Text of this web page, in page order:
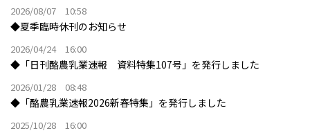
2026/08/07 10:58
◆夏季臨時休刊のお知らせ
2026/04/24 16:00
◆「日刊酪農乳業速報 資料特集107号」を発行しました
2026/01/28 08:48
◆「酪農乳業速報2026新春特集」を発行しました
2025/10/28 16:00